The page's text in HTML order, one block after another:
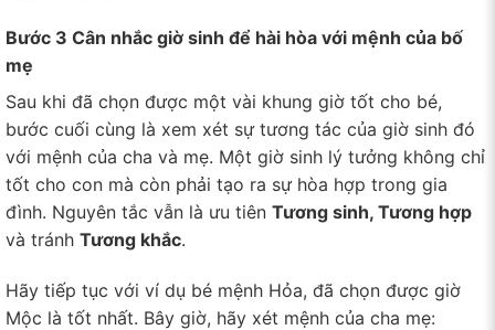
Bước 3 Cân nhắc giờ sinh để hài hòa với mệnh của bố
mẹ
Sau khi đã chọn được một vài khung giờ tốt cho bé,
bước cuối cùng là xem xét sự tương tác của giờ sinh đó
với mệnh của cha và mẹ. Một giờ sinh lý tưởng không chỉ
tốt cho con mà còn phải tạo ra sự hòa hợp trong gia
đình. Nguyên tắc vẫn là ưu tiên Tương sinh, Tương hợp
và tránh Tương khắc.
Hãy tiếp tục với ví dụ bé mệnh Hỏa, đã chọn được giờ
Mộc là tốt nhất. Bây giờ, hãy xét mệnh của cha mẹ: